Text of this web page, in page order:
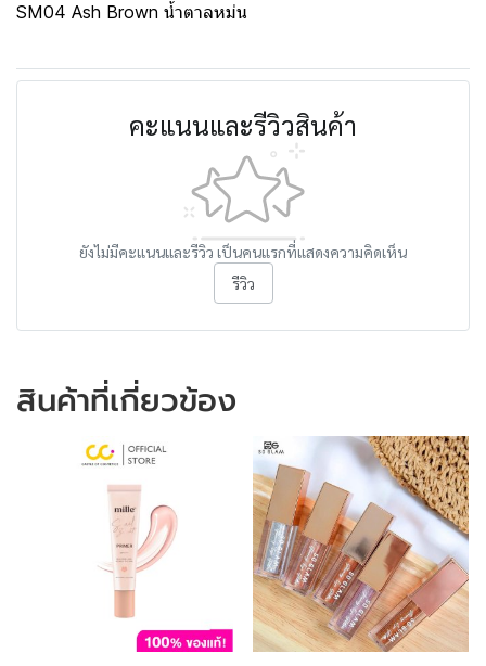
SM04 Ash Brown น้ำตาลหม่น
คะแนนและรีวิวสินค้า
ยังไม่มีคะแนนและรีวิว เป็นคนแรกที่แสดงความคิดเห็น
รีวิว
สินค้าที่เกี่ยวข้อง